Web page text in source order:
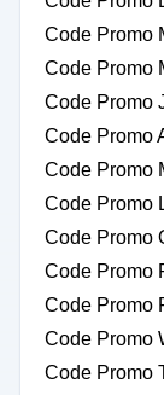
Code Promo
Code Promo
Code Promo
Code Promo
Code Promo
Code Promo
Code Promo
Code Promo
Code Promo
Code Promo
Code Promo